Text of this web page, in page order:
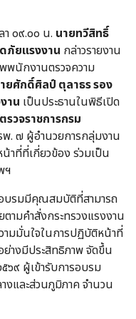
๐๙.๐๐ น. นายทวีสิทธิ์
ภัยแรงงาน กล่าวรายงาน
พนักงานตรวจความ
ยศักดิ์ศิลป์ ตุลาธร รอง
าน เป็นประธานในพิธีเปิด
วจราชการกรม
พ. ๗ ผู้อำนวยการกลุ่มงาน
าที่ที่เกี่ยวข้อง ร่วมเป็น
ฯ
รมมีคุณสมบัติที่สามารถ
ามคำสั่งกระทรวงแรงงาน
ามมั่นใจในการปฏิบัติหน้าที่
างมีประสิทธิภาพ จัดขึ้น
๖๙ ผู้เข้ารับการอบรม
งและส่วนภูมิภาค จำนวน